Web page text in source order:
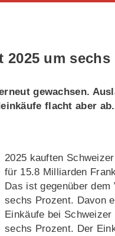
um sechs
gewachsen.
flacht aber
2025 kauften
für 15.8 Milliarden
Das ist gegenüber
sechs Prozent. Davon
Einkäufe bei
sechs Prozent. Der